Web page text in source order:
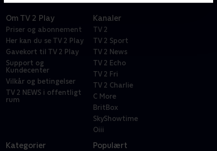
Om TV 2 Play
Priser og abonnement
Her kan du se TV 2 Play
Gavekort til TV 2 Play
Support og
Kundecenter
Vilkår og betingelser
TV 2 NEWS i offentligt
rum
Kanaler
TV 2
TV 2 Sport
TV 2 News
TV 2 Echo
TV 2 Fri
TV 2 Charlie
C More
BritBox
SkyShowtime
Oiii
Kategorier Populært